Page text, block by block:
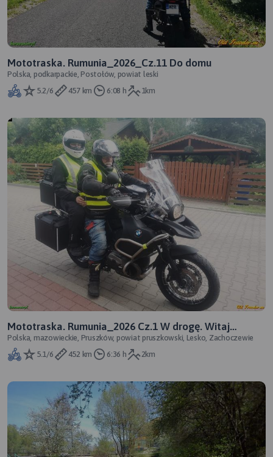
Mototraska. Rumunia_2026_Cz.11 Do domu
Polska, podkarpackie, Postołów, powiat leski
5.2/6
457 km 6:08 h 1km
Mototraska. Rumunia_2026 Cz.1 W drogę. Witaj
przygodo.
Polska, mazowieckie, Pruszków, powiat pruszkowski, Lesko, Zachoczewie
5.1/6
452 km 6:36 h 2km